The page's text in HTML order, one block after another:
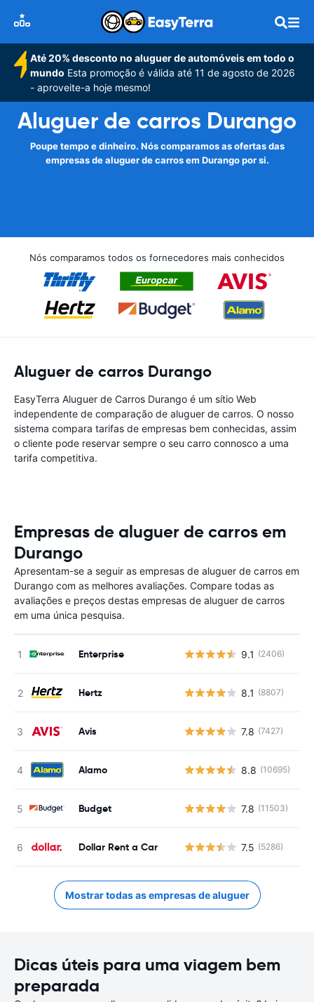
Até 20% desconto no aluguer de automóveis em todo o
mundo Esta promoção é válida até 11 de agosto de 2026
- aproveite-a hoje mesmo!
Aluguer de carros Durango
Poupe tempo e dinheiro. Nós comparamos as ofertas das
empresas de aluguer de carros em Durango por si.
Nós comparamos todos os fornecedores mais conhecidos
Aluguer de carros Durango
EasyTerra Aluguer de Carros Durango é um sítio Web
independente de comparação de aluguer de carros. O nosso
sistema compara tarifas de empresas bem conhecidas, assim
o cliente pode reservar sempre o seu carro connosco a uma
tarifa competitiva.
Empresas de aluguer de carros em
Durango
Apresentam-se a seguir as empresas de aluguer de carros em
Durango com as melhores avaliações. Compare todas as
avaliações e preços destas empresas de aluguer de carros
em uma única pesquisa.
Enterprise 9.1 (2406)
Hertz 8.1 (8807)
Avis 7.8 (7427)
Alamo 8.8 (10695)
Budget 7.8 (11503)
Dollar Rent a Car 7.5 (5286)
Mostrar todas as empresas de aluguer
Dicas úteis para uma viagem bem
preparada